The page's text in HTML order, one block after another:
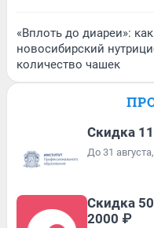
«Вплоть до диареи»:
новосибирский
количество чашек
Скидка
До 31
Скидка
2000 ₽